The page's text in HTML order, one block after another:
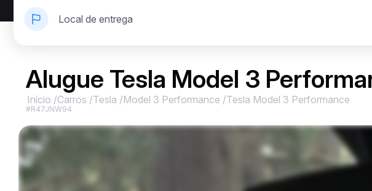
Local de entrega
Alugue Tesla Model 3
Início /Carros /Tesla /Model 3 Performance /Tesla Model 3 Performance
#R47JNW94